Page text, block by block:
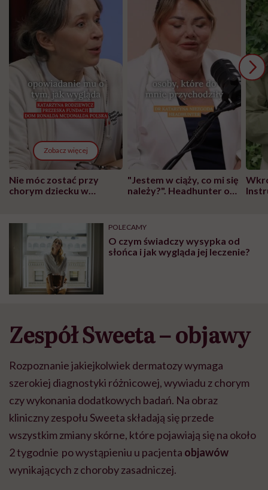
Zobacz więcej
Nie móc zostać przy
chorym dziecku w
może chyba tylko
głupota i brak
wyobraźni"
"Jestem w ciąży, co mi się
należy?". Headhunter o
pracy
POLECAMY
O czym świadczy wysypka od
słońca i jak wygląda jej leczenie?
Zespół Sweeta – objawy
Rozpoznanie jakiejkolwiek dermatozy wymaga
szerokiej diagnostyki różnicowej, wywiadu z chorym
czy wykonania dodatkowych badań. Na obraz
kliniczny zespołu Sweeta składają się przede
wszystkim zmiany skórne, które pojawiają się na około
2 tygodnie po wystąpieniu u pacjenta objawów
wynikających z choroby zasadniczej.